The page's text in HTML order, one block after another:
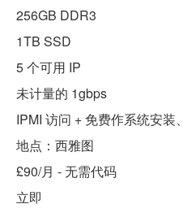
256GB DDR3
1TB SSD
5 个可用 IP
未计量的 1gbps
IPMI 访问 + 免费作系统安装
地点：西雅图
£90/月 - 无需代码
立即